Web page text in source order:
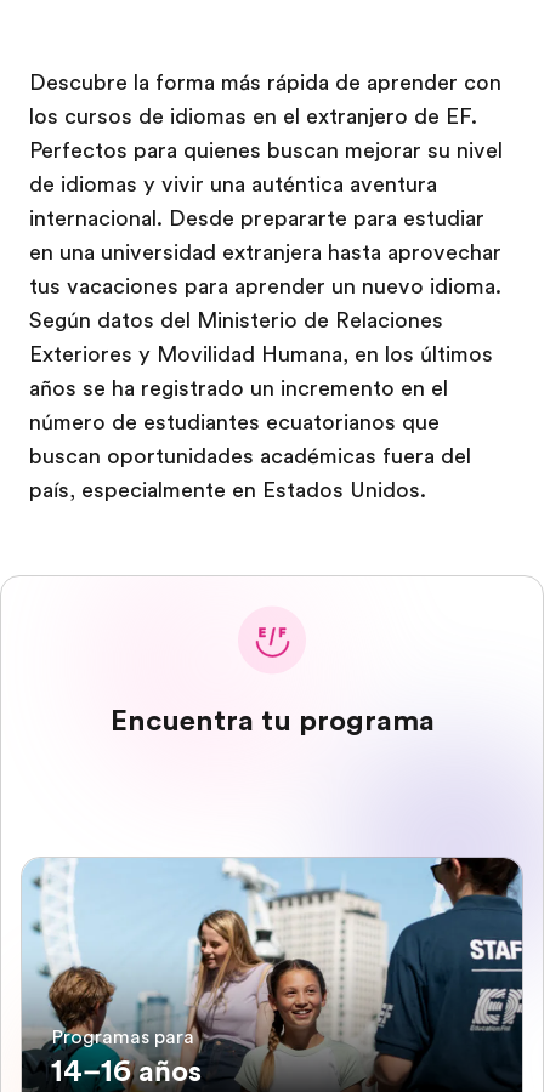
Descubre la forma más rápida de aprender con
los cursos de idiomas en el extranjero de EF.
Perfectos para quienes buscan mejorar su nivel
de idiomas y vivir una auténtica aventura
internacional. Desde prepararte para estudiar
en una universidad extranjera hasta aprovechar
tus vacaciones para aprender un nuevo idioma.
Según datos del Ministerio de Relaciones
Exteriores y Movilidad Humana, en los últimos
años se ha registrado un incremento en el
número de estudiantes ecuatorianos que
buscan oportunidades académicas fuera del
país, especialmente en Estados Unidos.
Encuentra tu programa
Programas para
14–16 años